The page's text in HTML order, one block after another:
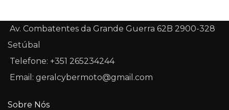
Av. Combatentes da Grande Guerra 62B 2900-328
Setúbal
Telefone: +351 265234244
Email: geralcybermoto@gmail.com
Sobre Nós